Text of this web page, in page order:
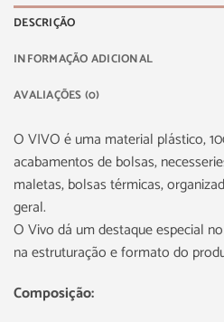
DESCRIÇÃO
INFORMAÇÃO ADICIONAL
AVALIAÇÕES (0)
O VIVO é uma material plástico,
acabamentos de bolsas,
maletas, bolsas térmicas,
geral.
O Vivo dá um destaque especial
na estruturação e formato do
Composição: